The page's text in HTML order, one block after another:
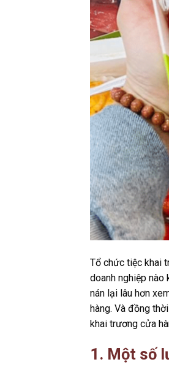
Tổ chức tiệc khai
doanh nghiệp
nán lại lâu hơn
hàng. Và đồng
khai trương cửa
1. Một số